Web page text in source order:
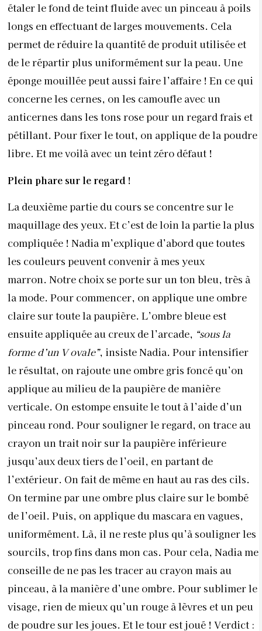
étaler le fond de teint fluide avec un pinceau à poils
longs en effectuant de larges mouvements. Cela
permet de réduire la quantité de produit utilisée et
de le répartir plus uniformément sur la peau. Une
éponge mouillée peut aussi faire l’affaire ! En ce qui
concerne les cernes, on les camoufle avec un
anticernes dans les tons rose pour un regard frais et
pétillant. Pour fixer le tout, on applique de la poudre
libre. Et me voilà avec un teint zéro défaut !
Plein phare sur le regard !
La deuxième partie du cours se concentre sur le
maquillage des yeux. Et c’est de loin la partie la plus
compliquée ! Nadia m’explique d’abord que toutes
les couleurs peuvent convenir à mes yeux
marron. Notre choix se porte sur un ton bleu, très à
la mode. Pour commencer, on applique une ombre
claire sur toute la paupière. L’ombre bleue est
ensuite appliquée au creux de l’arcade, “sous la
forme d’un Vovale”, insiste Nadia. Pour intensifier
le résultat, on rajoute une ombre gris foncé qu’on
applique au milieu de la paupière de manière
verticale. On estompe ensuite le tout à l’aide d’un
pinceau rond. Pour souligner le regard, on trace au
crayon un trait noir sur la paupière inférieure
jusqu’aux deux tiers de l’oeil, en partant de
l’extérieur. On fait de même en haut au ras des cils.
On termine par une ombre plus claire sur le bombé
de l’oeil. Puis, on applique du mascara en vagues,
uniformément. Là, il ne reste plus qu’à souligner les
sourcils, trop fins dans mon cas. Pour cela, Nadia me
conseille de ne pas les tracer au crayon mais au
pinceau, à la manière d’une ombre. Pour sublimer le
visage, rien de mieux qu’un rouge à lèvres et un peu
de poudre sur les joues. Et le tour est joué ! Verdict :